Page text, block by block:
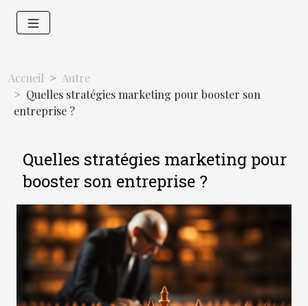
Accueil
Autre
Quelles stratégies marketing pour booster son
entreprise ?
Quelles stratégies marketing pour
booster son entreprise ?